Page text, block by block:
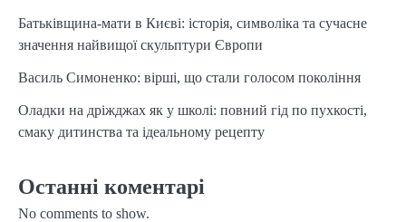
Батьківщина-мати в Києві: історія, символіка та сучасне
значення найвищої скульптури Європи
Василь Симоненко: вірші, що стали голосом покоління
Оладки на дріжджах як у школі: повний гід по пухкості,
смаку дитинства та ідеальному рецепту
Останні коментарі
No comments to show.